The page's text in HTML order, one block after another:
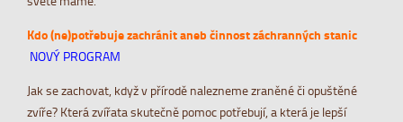
Kdo (ne)potřebuje zachránit aneb činnost záchranných stanic
NOVÝ PROGRAM
Jak se zachovat, když v přírodě nalezneme zraněné či opuštěné
zvíře? Která zvířata skutečně pomoc potřebují, a která je lepší